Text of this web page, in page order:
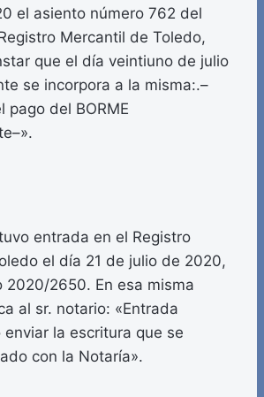
el asiento número 762 del
Mercantil de Toledo,
que el día veintiuno de julio
se incorpora a la misma:.–
del BORME
entrada en el Registro
el día 21 de julio de 2020,
2020/2650. En esa misma
al sr. notario: «Entrada
la escritura que se
con la Notaría».